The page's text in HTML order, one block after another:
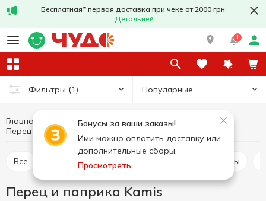
Бесплатная* первая доставка при чеке от 2000 грн
Детальней
1
Фильтры (1) Популярные
Бонусы за ваши заказы!
Ими можно оплатить доставку или
дополнительные сборы.
Просмотреть
Главная Соусы и специи
Приправы и специи
Перец и паприка
Перец и паприка Kamis
Все Приправа для мяса Приправа для курицы
Перец и паприка Kamis